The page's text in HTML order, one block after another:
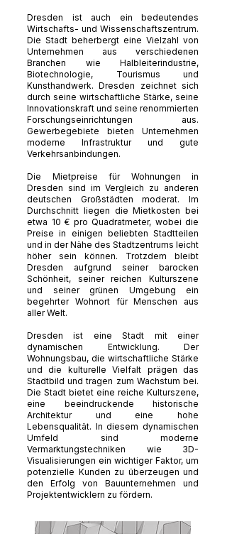
Dresden ist auch ein bedeutendes
Wirtschafts- und Wissenschaftszentrum.
Die Stadt beherbergt eine Vielzahl von
Unternehmen aus verschiedenen
Branchen wie Halbleiterindustrie,
Biotechnologie, Tourismus und
Kunsthandwerk. Dresden zeichnet sich
durch seine wirtschaftliche Stärke, seine
Innovationskraft und seine renommierten
Forschungseinrichtungen aus.
Gewerbegebiete bieten Unternehmen
moderne Infrastruktur und gute
Verkehrsanbindungen.
Die Mietpreise für Wohnungen in
Dresden sind im Vergleich zu anderen
deutschen Großstädten moderat. Im
Durchschnitt liegen die Mietkosten bei
etwa 10 € pro Quadratmeter, wobei die
Preise in einigen beliebten Stadtteilen
und in der Nähe des Stadtzentrums leicht
höher sein können. Trotzdem bleibt
Dresden aufgrund seiner barocken
Schönheit, seiner reichen Kulturszene
und seiner grünen Umgebung ein
begehrter Wohnort für Menschen aus
aller Welt.
Dresden ist eine Stadt mit einer
dynamischen Entwicklung. Der
Wohnungsbau, die wirtschaftliche Stärke
und die kulturelle Vielfalt prägen das
Stadtbild und tragen zum Wachstum bei.
Die Stadt bietet eine reiche Kulturszene,
eine beeindruckende historische
Architektur und eine hohe
Lebensqualität. In diesem dynamischen
Umfeld sind moderne
Vermarktungstechniken wie 3D-
Visualisierungen ein wichtiger Faktor, um
potenzielle Kunden zu überzeugen und
den Erfolg von Bauunternehmen und
Projektentwicklern zu fördern.